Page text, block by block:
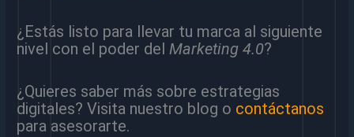
¿Estás listo para llevar tu marca al siguiente
nivel con el poder delMarketing 4.0?
¿Quieres saber más sobre estrategias
digitales? Visita nuestro blog o contáctanos
para asesorarte.